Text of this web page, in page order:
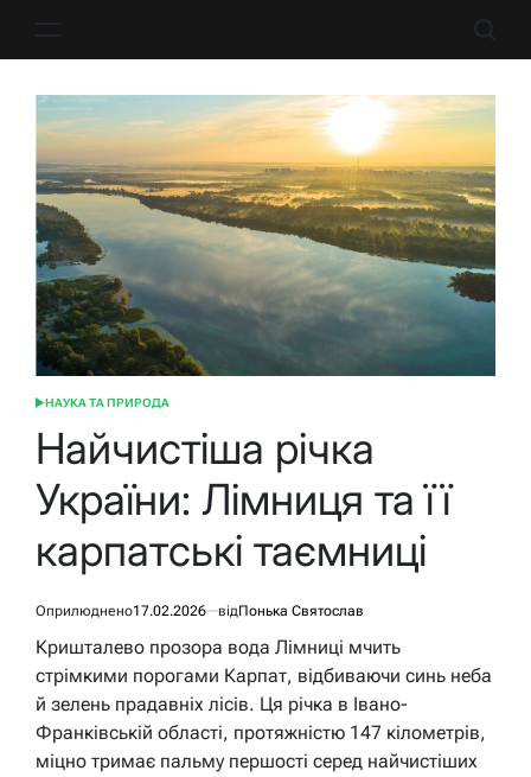
ОПУБЛІКУВАТИ
НАУКА ТА ПРИРОДА
Найчистіша річка
України: Лімниця та її
карпатські таємниці
Оприлюднено17.02.2026 відПонька Святослав
Кришталево прозора вода Лімниці мчить
стрімкими порогами Карпат, відбиваючи синь неба
й зелень прадавніх лісів. Ця річка в Івано-
Франківській області, протяжністю 147 кілометрів,
міцно тримає пальму першості серед найчистіших